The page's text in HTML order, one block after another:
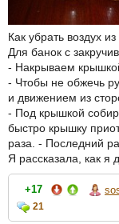
Как убрать воздух
Для банок с
- Накрываем
- Чтобы не обжечь
и движением из
- Под крышкой
быстро крышку
раза. - Последний
Я рассказала, как
+17
21